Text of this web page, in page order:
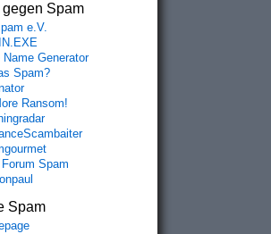
gegen Spam
e.V.
Name Generator
Spam?
Ransom!
Spam
Spam